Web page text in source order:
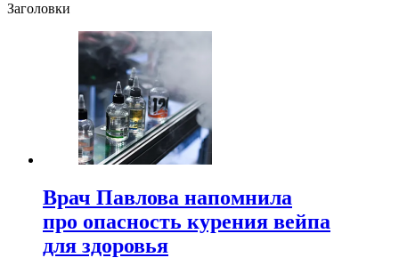
Заголовки
Врач Павлова напомнила
про опасность курения вейпа
для здоровья